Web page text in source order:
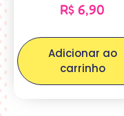
R$ 6,90
Adicionar ao
carrinho